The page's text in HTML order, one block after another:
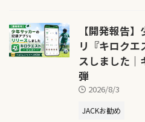
【開発報告
リ『キロクエ
スしました｜
弾
2026/8/3
JACKお勧め